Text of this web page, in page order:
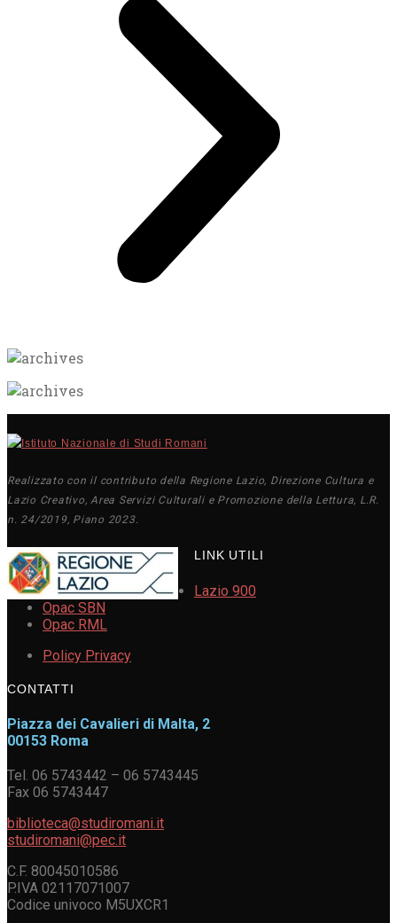
Realizzato con il contributo della Regione Lazio, Direzione Cultura e
Lazio Creativo, Area Servizi Culturali e Promozione della Lettura, L.R.
n. 24/2019, Piano 2023.
LINK UTILI
Lazio 900
Opac SBN
Opac RML
Policy Privacy
CONTATTI
Piazza dei Cavalieri di Malta, 2
00153 Roma
Tel. 06 5743442 – 06 5743445
Fax 06 5743447
biblioteca@studiromani.it
studiromani@pec.it
C.F. 80045010586
P.IVA 02117071007
Codice univoco M5UXCR1